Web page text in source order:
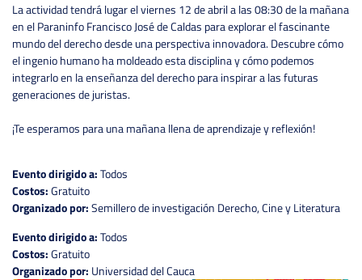
La actividad tendrá lugar el viernes 12 de abril a las 08:30 de la mañana
en el Paraninfo Francisco José de Caldas para explorar el fascinante
mundo del derecho desde una perspectiva innovadora. Descubre cómo
el ingenio humano ha moldeado esta disciplina y cómo podemos
integrarlo en la enseñanza del derecho para inspirar a las futuras
generaciones de juristas.
¡Te esperamos para una mañana llena de aprendizaje y reflexión!
Evento dirigido a:Todos
Costos:Gratuito
Organizado por:Semillero de investigación Derecho, Cine y Literatura
Evento dirigido a:Todos
Costos:Gratuito
Organizado por: Universidad del Cauca